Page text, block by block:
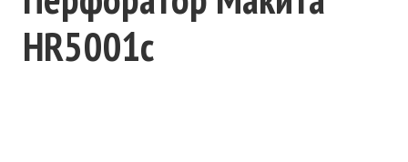
HR5001с